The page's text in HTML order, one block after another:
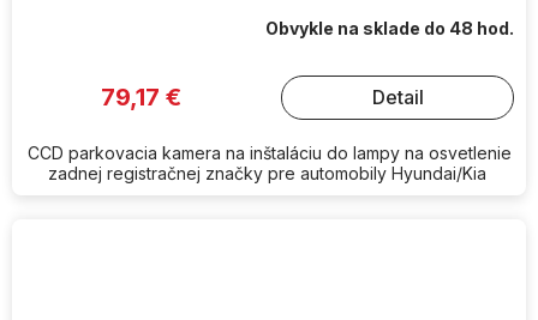
Obvykle na sklade do 48 hod.
79,17 € Detail
CCD parkovacia kamera na inštaláciu do lampy na osvetlenie
zadnej registračnej značky pre automobily Hyundai/Kia